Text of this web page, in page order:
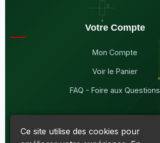
Votre Compte
Mon Compte
Voir le Panier
FAQ - Foire aux Questions
Ce site utilise des cookies pour